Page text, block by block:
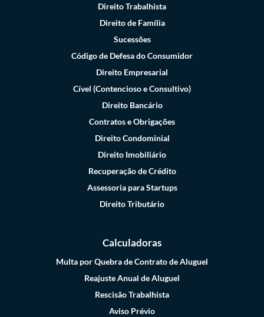
Direito Trabalhista
Direito de Família
Sucessões
Código de Defesa do Consumidor
Direito Empresarial
Cível (Contencioso e Consultivo)
Direito Bancário
Contratos e Obrigações
Direito Condominial
Direito Imobiliário
Recuperação de Crédito
Assessoria para Startups
Direito Tributário
Calculadoras
Multa por Quebra de Contrato de Aluguel
Reajuste Anual de Aluguel
Rescisão Trabalhista
Aviso Prévio